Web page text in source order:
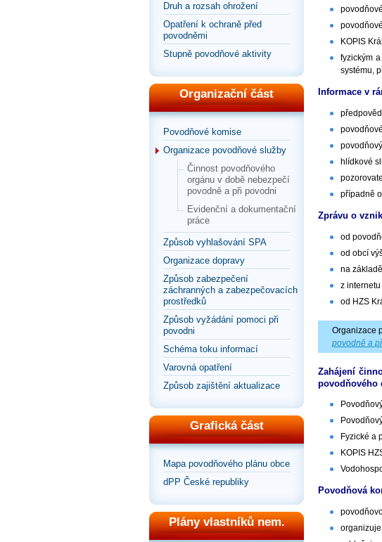
Druh a rozsah ohrožení
Opatření k ochraně před
povodněmi
Stupně povodňové aktivity
Organizační část
Povodňové komise
Organizace povodňové služby
Činnost povodňového
orgánu v době nebezpečí
povodně a při povodni
Evidenční a dokumentační
práce
Způsob vyhlašování SPA
Organizace dopravy
Způsob zabezpečení
záchranných a zabezpečovacích
prostředků
Způsob vyžádání pomoci při
povodni
Schéma toku informací
Varovná opatření
Způsob zajištění aktualizace
Grafická část
Mapa povodňového plánu obce
dPP České republiky
Plány vlastníků nem.
KOPIS
fyzickým
systému,
Informace v
hlídkové
případně
Zprávu o
od
od obcí
na
z internetu
od HZS
Organizace
povodně a
Zahájení
povodňového
Fyzické a
KOPIS
Povodňová